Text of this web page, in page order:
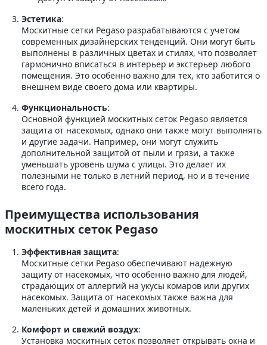
Эстетика:
Москитные сетки Pegaso разрабатываются с учетом
современных дизайнерских тенденций. Они могут быть
выполнены в различных цветах и стилях, что позволяет
гармонично вписаться в интерьер и экстерьер любого
помещения. Это особенно важно для тех, кто заботится о
внешнем виде своего дома или квартиры.
Функциональность:
Основной функцией москитных сеток Pegaso является
защита от насекомых, однако они также могут выполнять
и другие задачи. Например, они могут служить
дополнительной защитой от пыли и грязи, а также
уменьшать уровень шума с улицы. Это делает их
полезными не только в летний период, но и в течение
всего года.
Преимущества использования
москитных сеток Pegaso
Эффективная защита:
Москитные сетки Pegaso обеспечивают надежную
защиту от насекомых, что особенно важно для людей,
страдающих от аллергий на укусы комаров или других
насекомых. Защита от насекомых также важна для
маленьких детей и домашних животных.
Комфорт и свежий воздух:
Установка москитных сеток позволяет открывать окна и